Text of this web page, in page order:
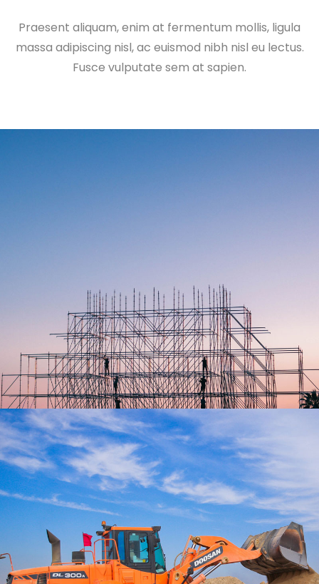
Praesent aliquam, enim at fermentum mollis, ligula
massa adipiscing nisl, ac euismod nibh nisl eu lectus.
Fusce vulputate sem at sapien.